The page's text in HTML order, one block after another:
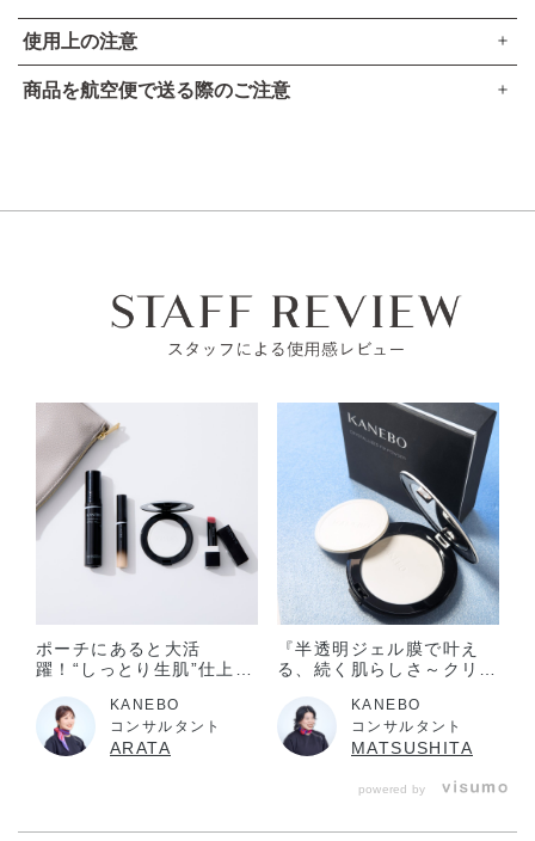
使用上の注意
に合わない時や、使用中、赤み、はれ、かゆみ、刺激、色抜
してください。使い続けると症状が悪化することがありま
子供や認知症の方などの誤食等を防ぐため、置き場所にご注
意ください。
極端に温度の高い所や低い所、直射日光の当たる場所には置
かないでください。
商品を航空便で送る際のご注意
アルコール24％以下
ポーチにあると大活
躍！“しっとり生肌”仕上げ
KANEBO
コンサルタント
ARATA
『半透明ジェル膜で叶え
る、続く肌らしさ～クリス
ダー～✨』KANEBO
コンサルタント
MATSUSHITA
powered by